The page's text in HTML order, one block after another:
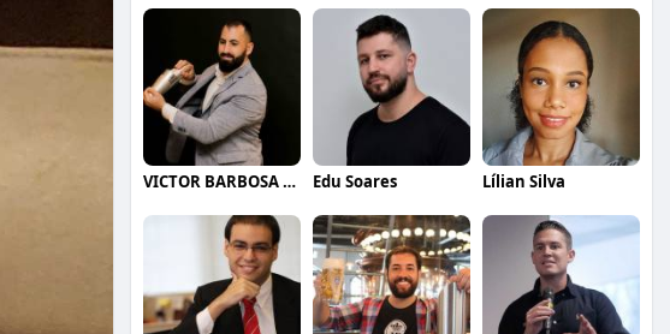
VICTOR BARBOSA QUARANTA Edu Soares Lílian Silva